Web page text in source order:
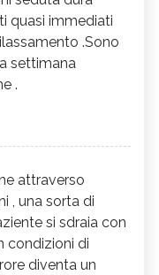
quasi immediati
.Sono
settimana
.
attraverso
, una sorta di
si sdraia con
condizioni di
diventa un